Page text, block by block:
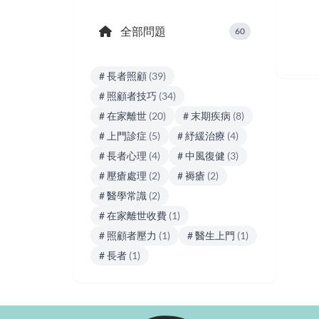
全部問題 60
# 長者照顧 (39)
# 照顧者技巧 (34)
# 在家離世 (20) # 末期疾病 (8)
# 上門診症 (5) # 紓緩治療 (4)
# 長者心理 (4) # 中風復健 (3)
# 壓瘡處理 (2) # 褥瘡 (2)
# 醫學常識 (2)
# 在家離世收費 (1)
# 照顧者壓力 (1) # 醫生上門 (1)
# 長者 (1)